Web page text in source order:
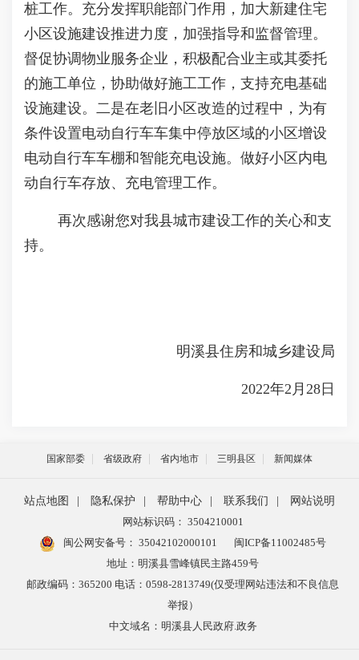
桩工作。充分发挥职能部门作用，加大新建住宅
小区设施建设推进力度，加强指导和监督管理。
督促协调物业服务企业，积极配合业主或其委托
的施工单位，协助做好施工工作，支持充电基础
设施建设。二是在老旧小区改造的过程中，为有
条件设置电动自行车车集中停放区域的小区增设
电动自行车车棚和智能充电设施。做好小区内电
动自行车存放、充电管理工作。
再次感谢您对我县城市建设工作的关心和支
持。
明溪县住房和城乡建设局
2022年2月28日
国家部委 省级政府 省内地市 三明县区 新闻媒体
站点地图 隐私保护 帮助中心 联系我们
网站说明
网站标识码： 3504210001
闽公网安备号： 35042102000101
闽ICP备11002485号
地址：明溪县雪峰镇民主路459号
邮政编码：365200 电话：0598-2813749(仅受理网站违法和不良信息
举报）
中文域名：明溪县人民政府.政务